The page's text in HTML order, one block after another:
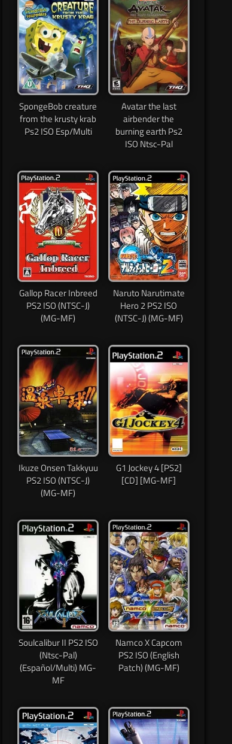
SpongeBob creature
from the krusty krab
Ps2 ISO Esp/Multi
Avatar the last
airbender the
burning earth Ps2
ISO Ntsc-Pal
Gallop Racer Inbreed
PS2 ISO (NTSC-J)
(MG-MF)
Naruto Narutimate
Hero 2 PS2 ISO
(NTSC-J) (MG-MF)
Ikuze Onsen Takkyuu
PS2 ISO (NTSC-J)
(MG-MF)
G1 Jockey 4 [PS2]
[CD] [MG-MF]
Soulcalibur II PS2 ISO
(Ntsc-Pal)
(Español/Multi) MG-
MF
Namco X Capcom
PS2 ISO (English
Patch) (MG-MF)